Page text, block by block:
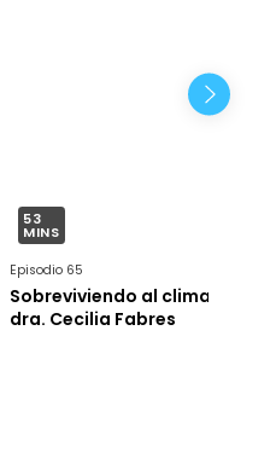
53
MINS
Episodio 65
Sobreviviendo al climaterio,
dra. Cecilia Fabres